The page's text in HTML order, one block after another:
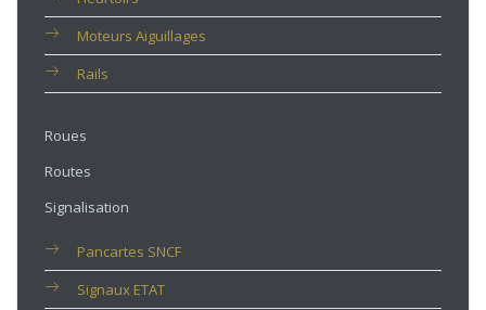
Moteurs Aiguillages
Rails
Roues
Routes
Signalisation
Pancartes SNCF
Signaux ETAT